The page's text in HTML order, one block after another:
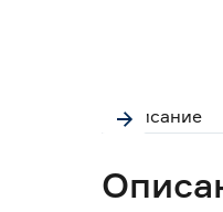
Описание